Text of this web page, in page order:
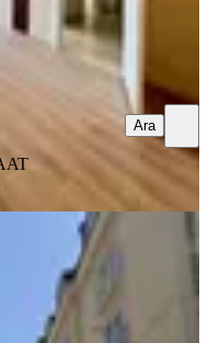
Ara
3+1 Müstakil Ev
Mahallesi